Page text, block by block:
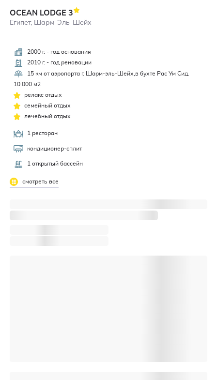
OCEAN LODGE 3
Египет, Шарм-Эль-Шейх
2000 г. - год основания
2010 г. - год реновации
15 км от аэропорта г. Шарм-эль-Шейх,в бухте Рас Ум Сид.
10 000 м2
релакс отдых
семейный отдых
лечебный отдых
1 ресторан
кондиционер-сплит
1 открытый бассейн
смотреть все